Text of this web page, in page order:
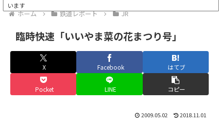
います
ホーム 鉄道レポート JR
臨時快速「いいやま菜の花まつり号」
X Facebook はてブ
Pocket LINE コピー
2009.05.02 2018.11.01